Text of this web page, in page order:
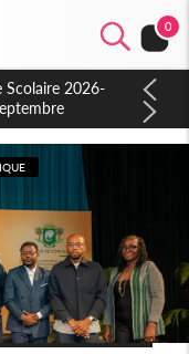
0
préfet : « La
et à renouveler
»